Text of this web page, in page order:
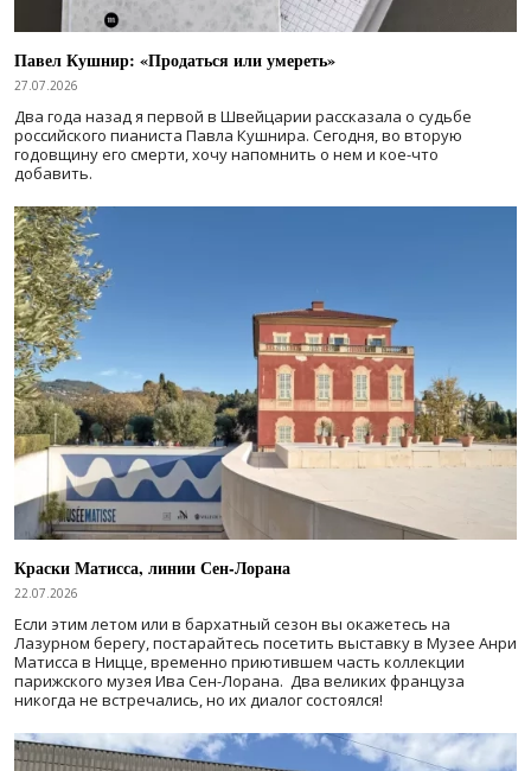
Павел Кушнир: «Продаться или умереть»
27.07.2026
Два года назад я первой в Швейцарии рассказала о судьбе
российского пианиста Павла Кушнира. Сегодня, во вторую
годовщину его смерти, хочу напомнить о нем и кое-что
добавить.
Краски Матисса, линии Сен-Лорана
22.07.2026
Если этим летом или в бархатный сезон вы окажетесь на
Лазурном берегу, постарайтесь посетить выставку в Музее Анри
Матисса в Ницце, временно приютившем часть коллекции
парижского музея Ива Сен-Лорана. Два великих француза
никогда не встречались, но их диалог состоялся!